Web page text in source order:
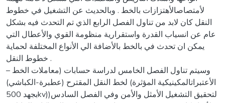
لأمتصاصالأهتزازات بالخط . وبالحديث عن التشغيل في خطوط
النقل كان لابد من تناول الفصل الرابع الذي تم التحدث فيه بشكل
عام عن انسياب القدرة واستقرارية منظومة القوي والأعطال التي
يمكن ان تحدث في بالخط بالأضافة الي الأنواع المختلفة لحماية
خطوط النقل .
وسيتم تناول الفصل الخامس لدراسة حسابات (معاملات الخط –
الأعتبراتالمكينيكية المؤثرة) لخط النقل المقترح (عطبرة-الكباشي)
بجهد 500kv))لتحقيق التشغيل الأمثل والأمن وفي الفصل السادس